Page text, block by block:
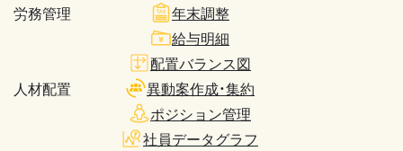
労務管理
年末調整
給与明細
人材配置
配置バランス図
異動案作成・集約
ポジション管理
社員データグラフ